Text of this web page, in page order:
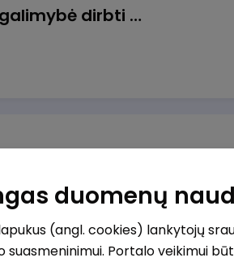
Krovėjas (-a) Ringauduose (galimybė dirbti nepilnu etatu)
duomenų
(angl. cookies) lankytojų
suasmeninimui. Portalo veikimui